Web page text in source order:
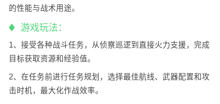
的性能与战术用途。
游戏玩法：
1、接受各种战斗任务，从侦察巡逻到直接火力支援，完成
目标获取资源和经验值。
2、在任务前进行任务规划，选择最佳航线、武器配置和攻
击时机，最大化作战效率。